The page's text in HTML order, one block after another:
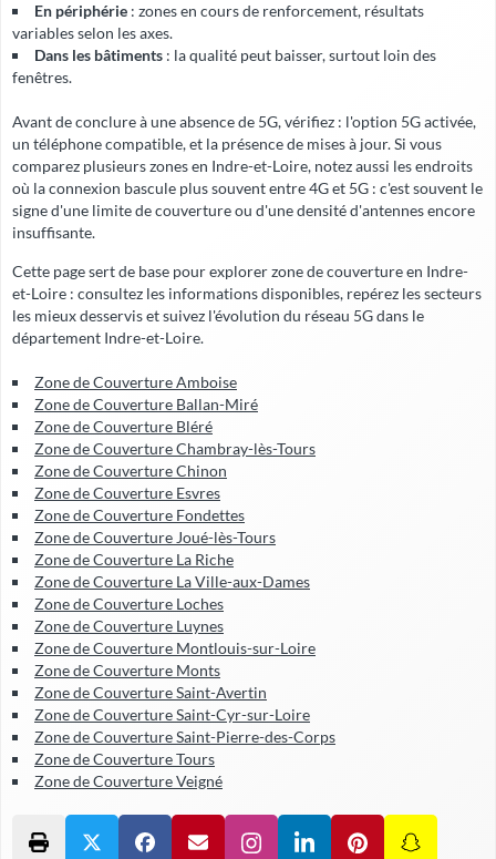
En périphérie : zones en cours de renforcement, résultats
variables selon les axes.
Dans les bâtiments : la qualité peut baisser, surtout loin des
fenêtres.
Avant de conclure à une absence de 5G, vérifiez : l'option 5G activée,
un téléphone compatible, et la présence de mises à jour. Si vous
comparez plusieurs zones en Indre-et-Loire, notez aussi les endroits
où la connexion bascule plus souvent entre 4G et 5G : c'est souvent le
signe d'une limite de couverture ou d'une densité d'antennes encore
insuffisante.
Cette page sert de base pour explorer zone de couverture en Indre-
et-Loire : consultez les informations disponibles, repérez les secteurs
les mieux desservis et suivez l'évolution du réseau 5G dans le
département Indre-et-Loire.
Zone de Couverture Amboise
Zone de Couverture Ballan-Miré
Zone de Couverture Bléré
Zone de Couverture Chambray-lès-Tours
Zone de Couverture Chinon
Zone de Couverture Esvres
Zone de Couverture Fondettes
Zone de Couverture Joué-lès-Tours
Zone de Couverture La Riche
Zone de Couverture La Ville-aux-Dames
Zone de Couverture Loches
Zone de Couverture Luynes
Zone de Couverture Montlouis-sur-Loire
Zone de Couverture Monts
Zone de Couverture Saint-Avertin
Zone de Couverture Saint-Cyr-sur-Loire
Zone de Couverture Saint-Pierre-des-Corps
Zone de Couverture Tours
Zone de Couverture Veigné